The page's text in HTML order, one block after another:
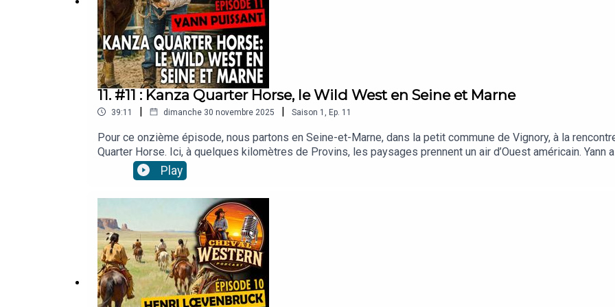
11. #11 : Kanza Quarter Horse, le Wild West en Seine et Marne
39:11 | dimanche 30 novembre 2025 | Saison 1 Ep. 11
Pour ce onzième épisode, nous partons en Seine-et-Marne, dans la petit commune de Vignory, à la
Quarter Horse. Ici, à quelques kilomètres de Provins, les paysages prennent un air d’Ouest américain. Yann
patience, courage et une bonne dose de poussière.Dans cet épisode, il nous parle de son parcours, de son
Show, à Disneyland, de la philosophie western qu’il incarne au quotidien avec sa famille, et de la relation
équestre en véritable esprit de communauté.Musiques utilisées :Toutes les musiques utilisées sont issues
Vlasov, BFCMUSIC, Brian Cradden, Charles Shomo, Dimmysad, Dvir Silverstone, Erkki Marjasvaara, Ievgen
Mykola Sosin, Nicholas Panek, Olele44, Paul Winter, Tunetank, Viacheslav Starostin, Vlad Krotov.
Play